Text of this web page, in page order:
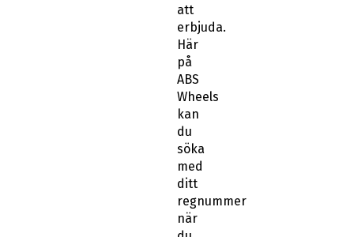
att
erbjuda.
Här
på
ABS
Wheels
kan
du
söka
med
ditt
regnummer
när